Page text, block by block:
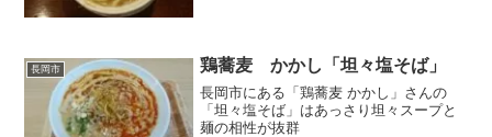
長岡市 鶏蕎麦 かかし「坦々塩そば」
長岡市にある「鶏蕎麦 かかし」さんの
「坦々塩そば」はあっさり坦々スープと
麺の相性が抜群